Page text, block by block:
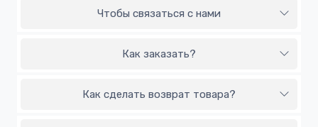
Чтобы связаться с нами
Как заказать?
Как сделать возврат товара?